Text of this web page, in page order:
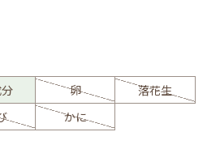
卵
落花生
かに